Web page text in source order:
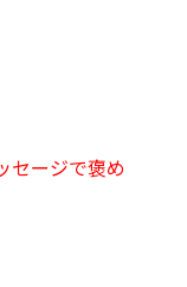
セージで褒め